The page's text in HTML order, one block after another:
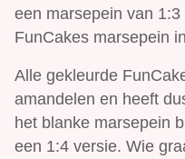
een marsepein van
FunCakes marsepein
Alle gekleurde
amandelen en heeft
het blanke marsepein
een 1:4 versie. Wie